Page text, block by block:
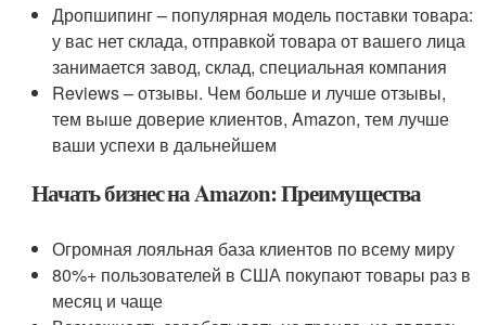
Дропшипинг – популярная модель поставки товара:
у вас нет склада, отправкой товара от вашего лица
занимается завод, склад, специальная компания
Reviews – отзывы. Чем больше и лучше отзывы,
тем выше доверие клиентов, Amazon, тем лучше
ваши успехи в дальнейшем
Начать бизнес на Amazon: Преимущества
Огромная лояльная база клиентов по всему миру
80%+ пользователей в США покупают товары раз в
месяц и чаще